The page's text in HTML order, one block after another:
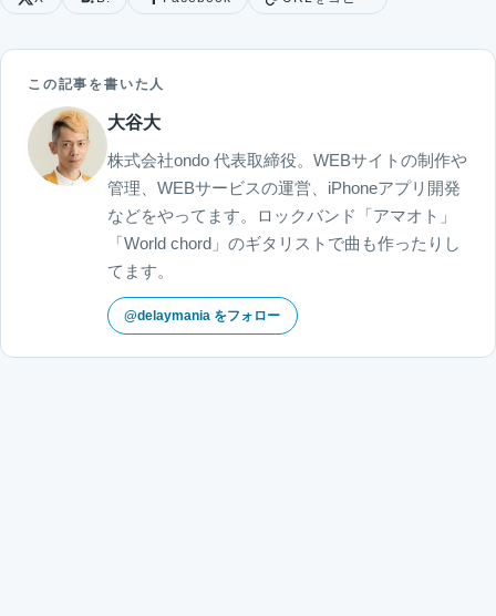
この記事を書いた人
大谷大
株式会社ondo 代表取締役。WEBサイトの制作や
管理、WEBサービスの運営、iPhoneアプリ開発
などをやってます。ロックバンド「アマオト」
「World chord」のギタリストで曲も作ったりし
てます。
@delaymania をフォロー